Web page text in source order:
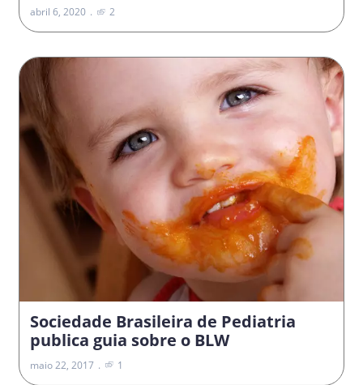
abril 6, 2020 2
Sociedade Brasileira de Pediatria
publica guia sobre o BLW
maio 22, 2017 1